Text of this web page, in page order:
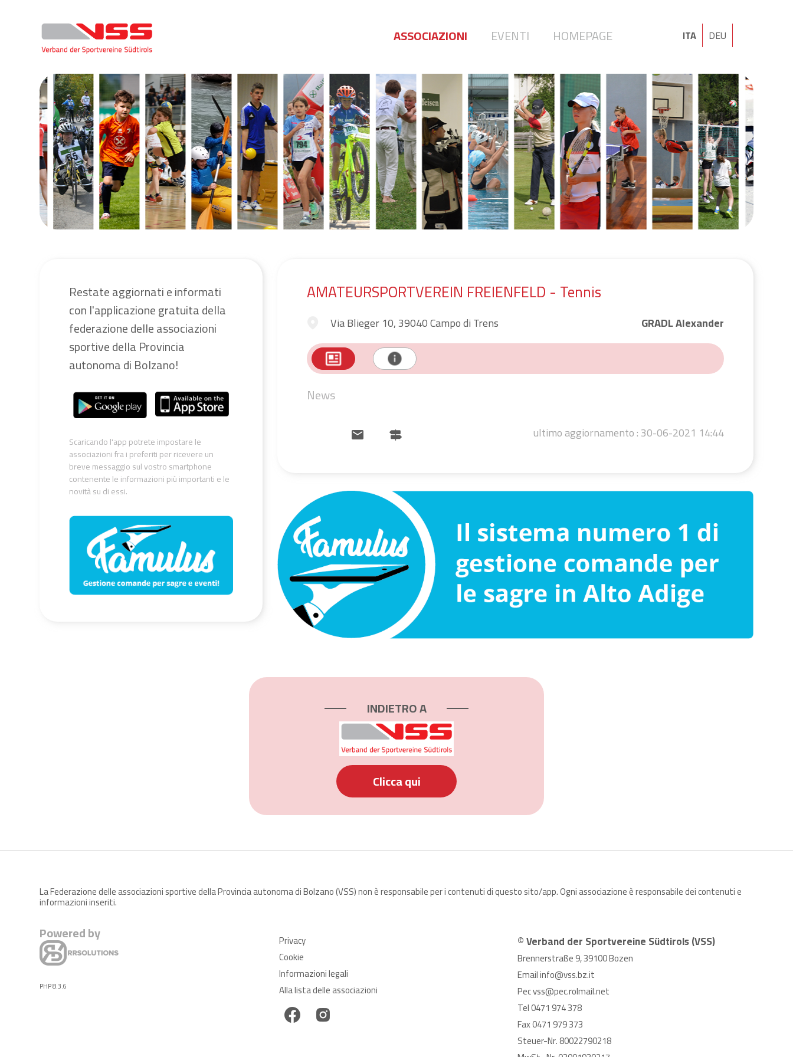
ITA DEU
ASSOCIAZIONI EVENTI HOMEPAGE
Restate aggiornati e informati
con l'applicazione gratuita della
federazione delle associazioni
sportive della Provincia
autonoma di Bolzano!
Scaricando l'app potrete impostare le
associazioni fra i preferiti per ricevere un
breve messaggio sul vostro smartphone
contenente le informazioni più importanti e le
novità su di essi.
AMATEURSPORTVEREIN FREIENFELD - Tennis
Via Blieger 10, 39040 Campo di Trens GRADL Alexander
News
ultimo aggiornamento :30-06-2021 14:44
INDIETRO A
Clicca qui
La Federazione delle associazioni sportive della Provincia autonoma di Bolzano (VSS) non è responsabile per i contenuti di questo sito/app. Ogni associazione è responsabile dei contenuti e
informazioni inseriti.
Powered by
PHP 8.3.6
Privacy
Cookie
Informazioni legali
Alla lista delle associazioni
© Verband der Sportvereine Südtirols (VSS)
Brennerstraße 9, 39100 Bozen
Emailinfo@vss.bz.it
Pecvss@pec.rolmail.net
Tel0471 974 378
Fax 0471 979 373
Steuer-Nr. 80022790218